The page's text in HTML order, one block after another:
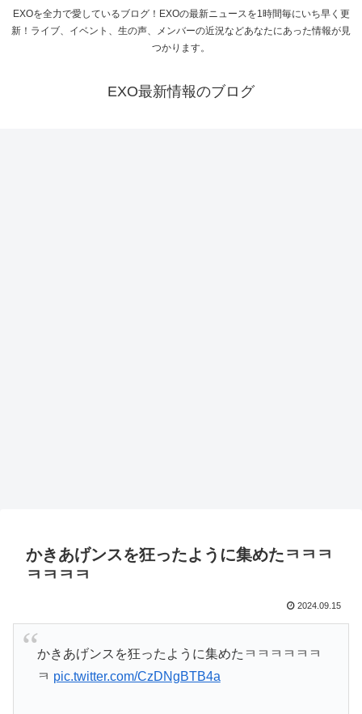
EXOを全力で愛しているブログ！EXOの最新ニュースを1時間毎にいち早く更
新！ライブ、イベント、生の声、メンバーの近況などあなたにあった情報が見
つかります。
EXO最新情報のブログ
かきあげンスを狂ったように集めたㅋㅋㅋ
ㅋㅋㅋㅋ
2024.09.15
かきあげンスを狂ったように集めたㅋㅋㅋㅋㅋㅋ
ㅋ pic.twitter.com/CzDNgBTB4a